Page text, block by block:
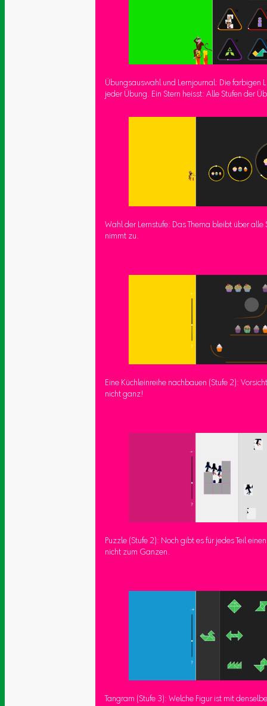
Übungsauswahl und Lernjournal: Die farbigen
jeder Übung. Ein Stern heisst: Alle Stufen der
Wahl der Lernstufe: Das Thema bleibt über alle
nimmt zu.
Eine Küchleinreihe nachbauen (Stufe 2):
nicht ganz!
Puzzle (Stufe 2): Noch gibt es für jedes Teil
nicht zum Ganzen.
Tangram (Stufe 3): Welche Figur ist mit